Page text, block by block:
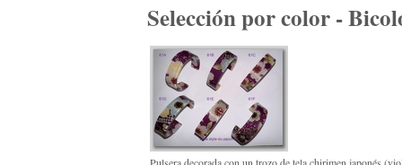
Selección por color -